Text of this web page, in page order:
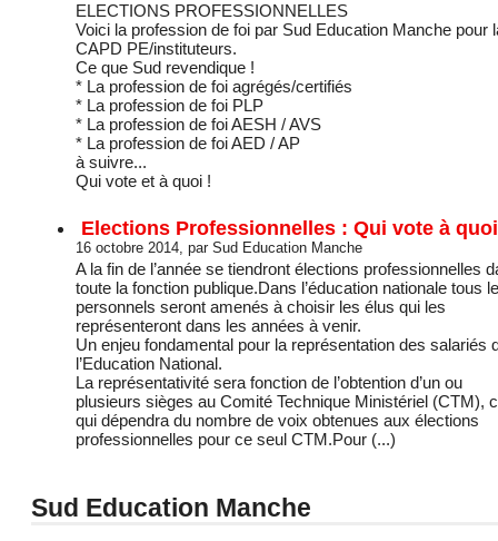
ELECTIONS PROFESSIONNELLES
Voici la profession de foi par Sud Education Manche pour
CAPD PE/instituteurs.
Ce que Sud revendique !
* La profession de foi agrégés/certifiés
* La profession de foi PLP
* La profession de foi AESH / AVS
* La profession de foi AED / AP
à suivre...
Qui vote et à quoi !
Elections Professionnelles : Qui vote à
16 octobre 2014, par Sud Education Manche
A la fin de l’année se tiendront élections professionnelles
toute la fonction publique.Dans l’éducation nationale tous
personnels seront amenés à choisir les élus qui les
représenteront dans les années à venir.
Un enjeu fondamental pour la représentation des salariés
l’Education National.
La représentativité sera fonction de l’obtention d’un ou
plusieurs sièges au Comité Technique Ministériel (CTM),
qui dépendra du nombre de voix obtenues aux élections
professionnelles pour ce seul CTM.Pour (...)
Sud Education Manche